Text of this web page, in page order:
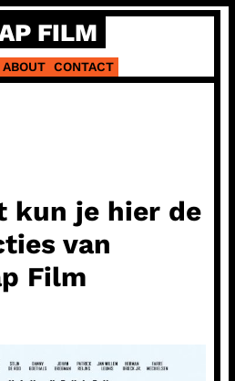
FILM
ABOUT CONTACT
kun je hier de
van
Film